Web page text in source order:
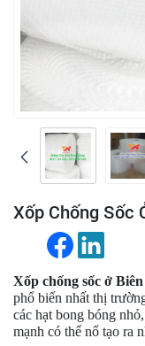
Xốp Chống Sốc
Xốp chống sốc ở
phổ biến nhất thị
các hạt bong bóng
mạnh có thể nổ tạo ra